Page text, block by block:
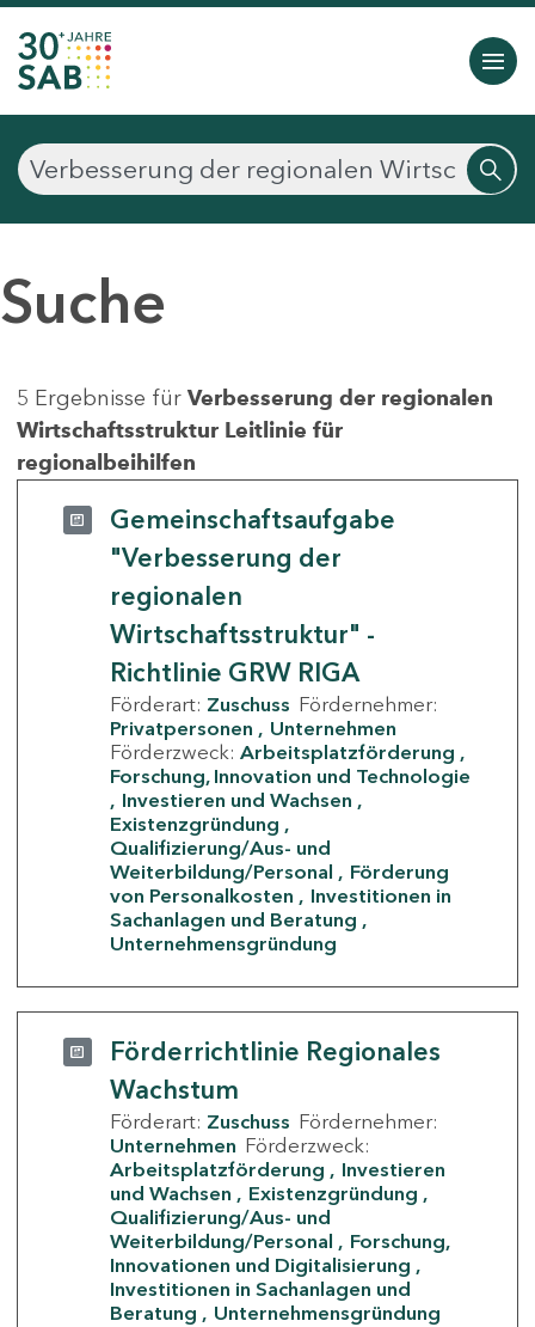
Suche
5 Ergebnisse für Verbesserung der regionalen
Wirtschaftsstruktur Leitlinie für
regionalbeihilfen
Gemeinschaftsaufgabe
"Verbesserung der
regionalen
Wirtschaftsstruktur" -
Richtlinie GRW RIGA
Förderart: Zuschuss Fördernehmer:
Privatpersonen
Unternehmen
Förderzweck: Arbeitsplatzförderung
Forschung, Innovation und Technologie
Investieren und Wachsen
Existenzgründung
Qualifizierung/Aus- und
Weiterbildung/Personal
Förderung
von Personalkosten
Investitionen in
Sachanlagen und Beratung
Unternehmensgründung
Förderrichtlinie Regionales
Wachstum
Förderart: Zuschuss Fördernehmer:
Unternehmen Förderzweck:
Arbeitsplatzförderung
Investieren
und Wachsen
Existenzgründung
Qualifizierung/Aus- und
Weiterbildung/Personal
Forschung,
Innovationen und Digitalisierung
Investitionen in Sachanlagen und
Beratung
Unternehmensgründung